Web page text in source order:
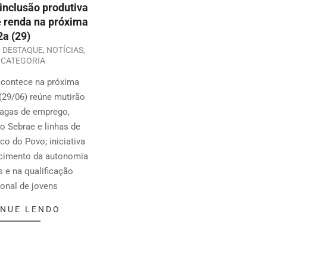
produtiva
renda na próxima
(29)
DESTAQUE, NOTÍCIAS,
na próxima
06) reúne mutirão
de emprego,
Sebrae e linhas de
do Povo; iniciativa
da autonomia
e na qualificação
de jovens
LENDO